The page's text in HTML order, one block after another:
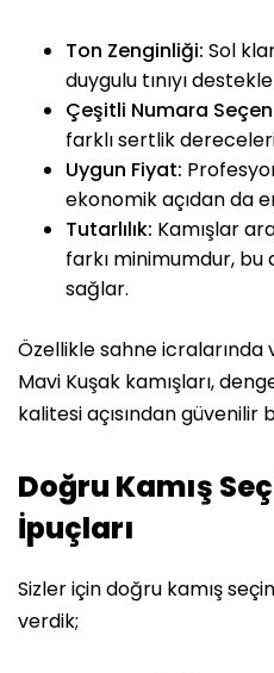
Ton Zenginliği: Sol
duygulu tınıyı
Çeşitli Numara
farklı sertlik
Uygun Fiyat:
ekonomik açıdan da
Tutarlılık: Kamışlar
farkı minimumdur,
sağlar.
Özellikle sahne
Mavi Kuşak kamışları,
kalitesi açısından güvenilir
Doğru Kamış
İpuçları
Sizler için doğru kamış
verdik;